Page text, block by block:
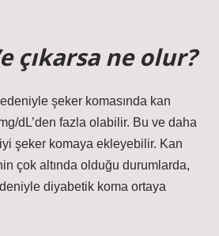
çıkarsa ne olur?
şeker komasında kan
dL’den fazla olabilir. Bu ve daha
şeker komaya ekleyebilir. Kan
çok altında olduğu durumlarda,
diyabetik koma ortaya